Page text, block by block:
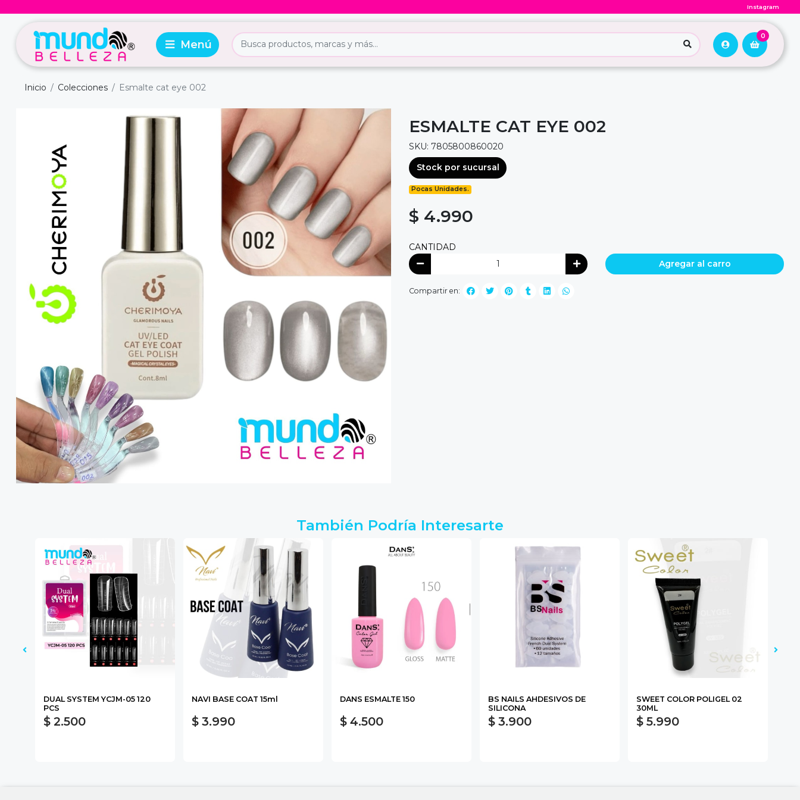
Instagram
0
Inicio Colecciones Esmalte cat eye 002
ESMALTE CAT EYE 002
SKU: 7805800860020
Stock por sucursal
Pocas Unidades.
$ 4.990
CANTIDAD
Agregar al carro
Compartir en:
También Podría Interesarte
DUAL SYSTEM YCJM-05 120
PCS
$ 2.500
NAVI BASE COAT 15ml
$ 3.990
DANS ESMALTE 150
$ 4.500
BS NAILS AHDESIVOS DE
SILICONA
$ 3.900
SWEET COLOR POLIGEL 02
30ML
$ 5.990